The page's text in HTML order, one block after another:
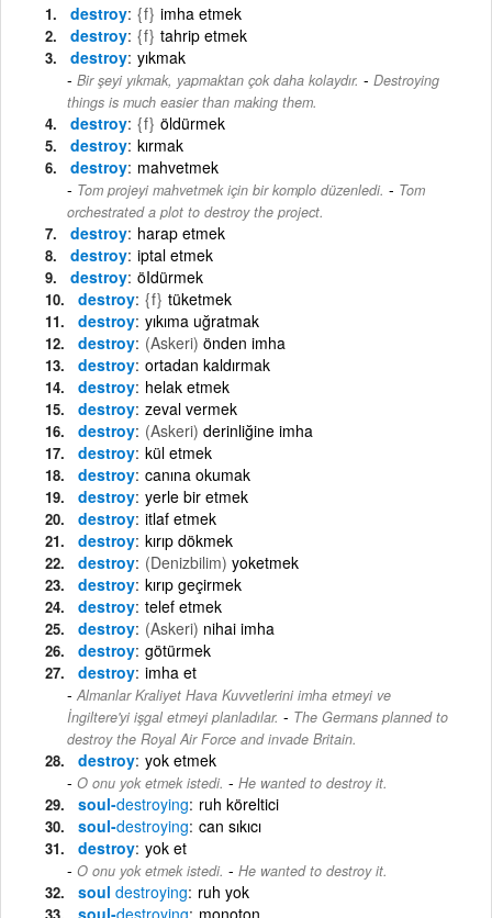
destroy {f} imha etmek
destroy {f} tahrip etmek
destroy yıkmak
Bir şeyi yıkmak, yapmaktan çok daha kolaydır. - Destroying
things is much easier than making them.
destroy {f} öldürmek
destroy kırmak
destroy mahvetmek
Tom projeyi mahvetmek için bir komplo düzenledi. - Tom
orchestrated a plot to destroy the project.
destroy harap etmek
destroy iptal etmek
destroy öIdürmek
destroy {f} tüketmek
destroy yıkıma uğratmak
destroy (Askeri) önden imha
destroy ortadan kaldırmak
destroy helak etmek
destroy zeval vermek
destroy (Askeri) derinliğine imha
destroy kül etmek
destroy canına okumak
destroy yerle bir etmek
destroy itlaf etmek
destroy kırıp dökmek
destroy (Denizbilim) yoketmek
destroy kırıp geçirmek
destroy telef etmek
destroy (Askeri) nihai imha
destroy götürmek
destroy imha et
Almanlar Kraliyet Hava Kuvvetlerini imha etmeyi ve
İngiltere'yi işgal etmeyi planladılar. - The Germans planned to
destroy the Royal Air Force and invade Britain.
destroy yok etmek
O onu yok etmek istedi. - He wanted to destroy it.
soul-destroying ruh köreltici
soul-destroying can sıkıcı
destroy yok et
O onu yok etmek istedi. - He wanted to destroy it.
soul destroying ruh yok
soul-destroying monoton